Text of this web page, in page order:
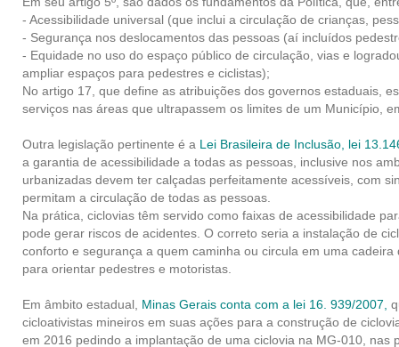
- Acessibilidade universal (que inclui a circulação de crianças,
- Segurança nos deslocamentos das pessoas (aí incluídos
- Equidade no uso do espaço público de circulação, vias e
ampliar espaços para pedestres e ciclistas);
No artigo 17, que define as atribuições dos governos estaduais,
serviços nas áreas que ultrapassem os limites de um Município,
Outra legislação pertinente é a Lei Brasileira de Inclusão, lei
a garantia de acessibilidade a todas as pessoas, inclusive nos
urbanizadas devem ter calçadas perfeitamente acessíveis, com
permitam a circulação de todas as pessoas.
Na prática, ciclovias têm servido como faixas de acessibilidade
pode gerar riscos de acidentes. O correto seria a instalação de
conforto e segurança a quem caminha ou circula em uma
para orientar pedestres e motoristas.
Em âmbito estadual, Minas Gerais conta com a lei 16. 939/2007
cicloativistas mineiros em suas ações para a construção de
em 2016 pedindo a implantação de uma ciclovia na MG-010,